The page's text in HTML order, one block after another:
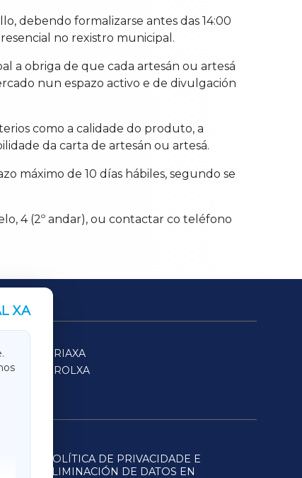
debendo formalizarse antes das 14:00
no rexistro municipal.
a obriga de que cada artesán ou artesá
nun espazo activo e de divulgación
como a calidade do produto, a
da carta de artesán ou artesá.
máximo de 10 días hábiles, segundo se
4 (2º andar), ou contactar co teléfono
XA
SARRIAXA
FERROLXA
POLÍTICA DE PRIVACIDADE E
ELIMINACIÓN DE DATOS EN